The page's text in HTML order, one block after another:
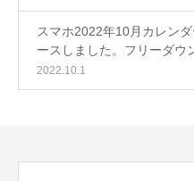
スマホ2022年10月カレン
ースしました。フリーダウ
2022.10.1